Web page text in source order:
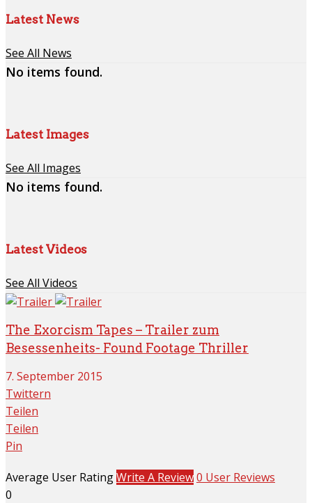
Latest News
See All News
No items found.
Latest Images
See All Images
No items found.
Latest Videos
See All Videos
The Exorcism Tapes – Trailer zum
Besessenheits- Found Footage Thriller
7. September 2015
Twittern
Teilen
Teilen
Pin
Average User RatingWrite A Review0 User Reviews
0